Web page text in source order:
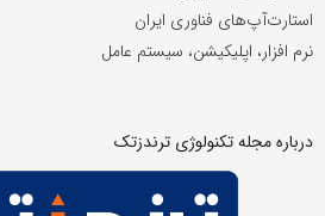
استارت‌آپ‌های فناوری ایران
نرم افزار، اپلیکیشن، سیستم عامل
درباره مجله تکنولوژی ترندزتک